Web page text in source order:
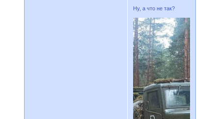
Ну, а что не так?